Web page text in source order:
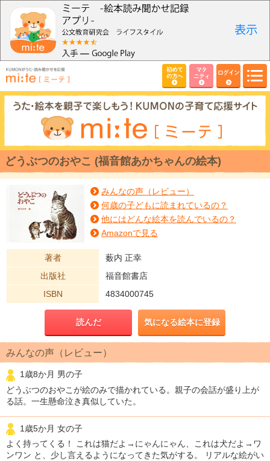
初めて
の方へ
マタ
ニティ
ログイン
どうぶつのおやこ (福音館あかちゃんの絵本)
みんなの声（レビュー）
何歳の子どもに読まれているの？
他にはどんな絵本を読んでいるの？
Amazonで見る
著者
薮内 正幸
出版社
福音館書店
ISBN
4834000745
読んだ 気になる絵本に登録
みんなの声（レビュー）
1歳8か月 男の子
どうぶつのおやこが絵のみで描かれている。親子の会話が盛り上が
る話。一生懸命泣き真似していた。
1歳5か月 女の子
よく持ってくる！ これは猫だよ→にゃんにゃん、これは犬だよ→ワ
ンワン と、少し言えるようになってきた気がする。 リアルな絵がい